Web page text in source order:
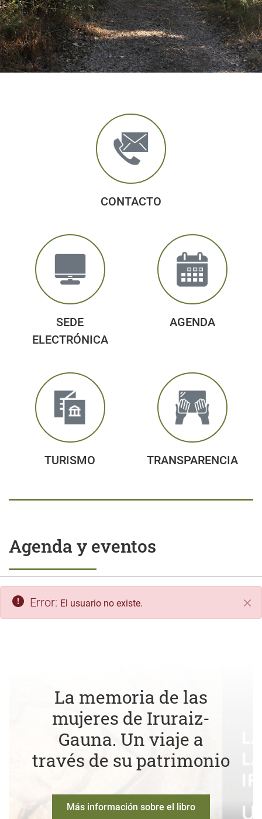
CONTACTO
SEDE
ELECTRÓNICA
AGENDA
TURISMO TRANSPARENCIA
Agenda y eventos
Error: El usuario no existe.
La memoria de las
mujeres de Iruraiz-
Gauna. Un viaje a
través de su patrimonio
Más información sobre el libro